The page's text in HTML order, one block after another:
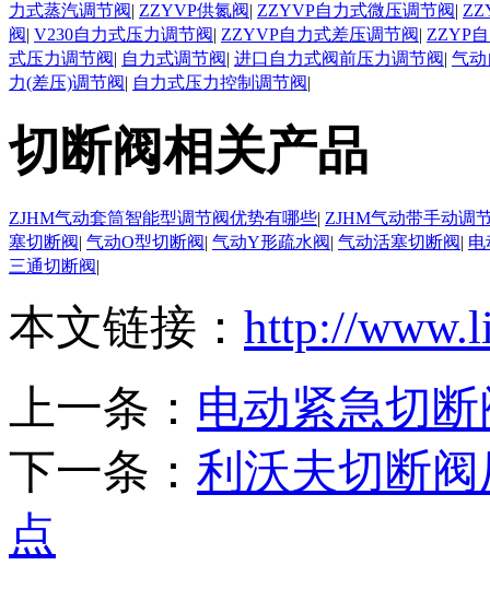
力式蒸汽调节阀| ZZYVP供氮阀| ZZYVP自力式微压调节阀|
阀| V230自力式压力调节阀| ZZYVP自力式差压调节阀| ZZYP
式压力调节阀| 自力式调节阀| 进口自力式阀前压力调节阀| 气
力(差压)调节阀| 自力式压力控制调节阀|
切断阀相关产品
ZJHM气动套筒智能型调节阀优势有哪些| ZJHM气动带手动调
塞切断阀| 气动O型切断阀| 气动Y形疏水阀| 气动活塞切断阀| 电
三通切断阀|
本文链接： http://
上一条： 电动紧急切
下一条： 利沃夫切断
点